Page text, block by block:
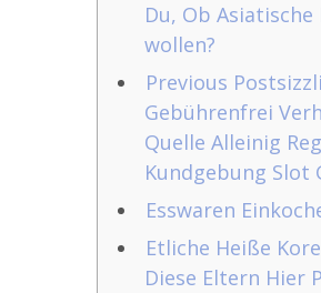
Du, Ob
wollen?
Previous
Gebührenfrei
Quelle Alleinig
Kundgebung Slot
Esswaren
Etliche Heiße
Diese Eltern Hier